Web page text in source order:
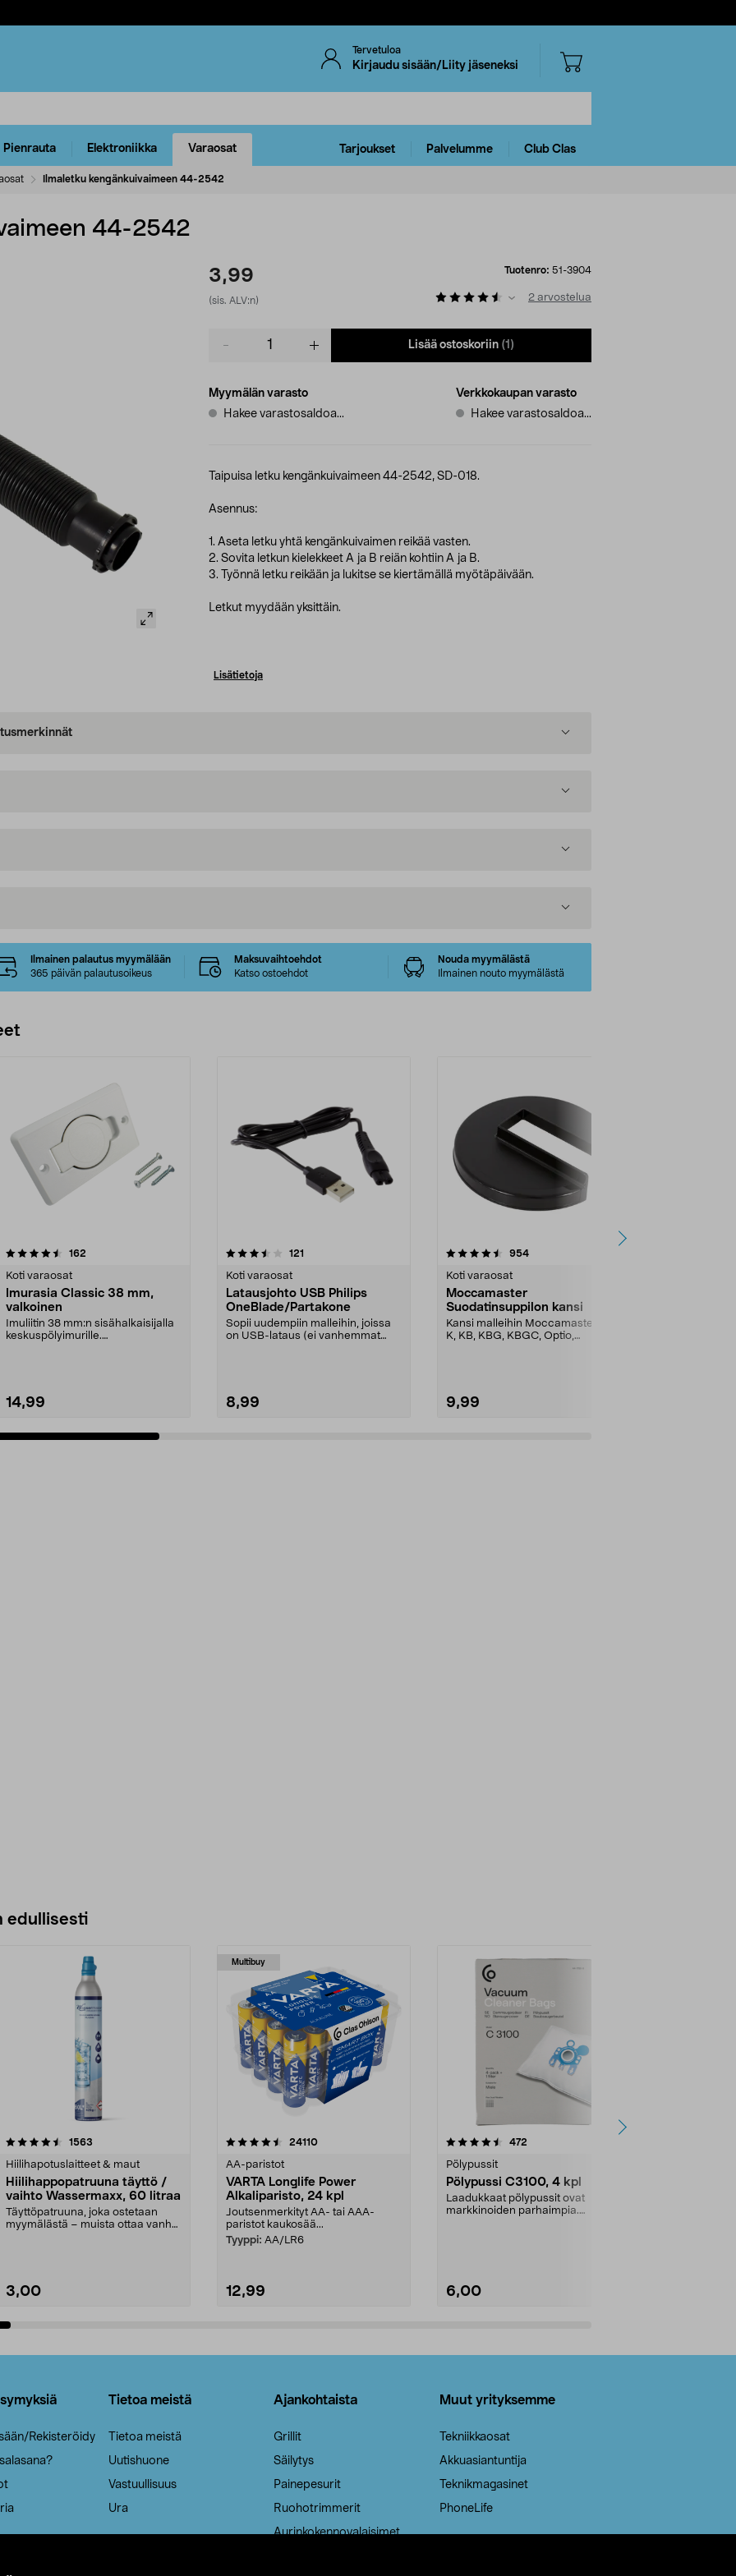
Tervetuloa
Kirjaudu sisään/Liity jäseneksi
Pienrauta Elektroniikka Varaosat Tarjoukset Palvelumme Club Clas
Ilmaletku kengänkuivaimeen 44-2542
44-2542
3,99
(sis. ALV:n)
Tuotenro: 51-3904
2 arvostelua
Lisää ostoskoriin (1)
Myymälän varasto
Hakee varastosaldoa...
Verkkokaupan varasto
Hakee varastosaldoa...
Taipuisa letku kengänkuivaimeen 44-2542, SD-018.
Asennus:
1. Aseta letku yhtä kengänkuivaimen reikää vasten.
2. Sovita letkun kielekkeet A ja B reiän kohtiin A ja B.
3. Työnnä letku reikään ja lukitse se kiertämällä myötäpäivään.
Letkut myydään yksittäin.
Lisätietoja
Ilmainen palautus myymälään
365 päivän palautusoikeus
Maksuvaihtoehdot
Katso ostoehdot
Nouda myymälästä
Ilmainen nouto myymälästä
162
Koti varaosat
Imurasia Classic 38 mm,
valkoinen
Imuliitin 38 mm:n sisähalkaisijalla
keskuspölyimurille.
14,99
3.5 viidestä
121
Koti varaosat
Latausjohto USB Philips
OneBlade/Partakone
Sopii uudempiin malleihin, joissa
on USB-lataus (ei vanhemmat
8,99
4.5 viidestä
954arvostelut
Koti varaosat
Moccamaster
Suodatinsuppilon kansi
Kansi malleihin Moccamaster H,
K, KB, KBG, KBGC, Optio,
9,99
4.5 viidestä
edullisesti
1563
Hiilihapotuslaitteet & maut
Hiilihappopatruuna täyttö /
vaihto Wassermaxx, 60 litraa
Täyttöpatruuna, joka ostetaan
myymälästä – muista ottaa vanha
3,00
Multibuy
4.5viidestä
24110arvostelut
AA-paristot
VARTA Longlife Power
Alkaliparisto, 24 kpl
Joutsenmerkityt AA- tai AAA-
paristot kaukosää...
Tyyppi: AA/LR6
12,99
4.5viidestä
472
Pölypussit
Pölypussi C3100, 4 kpl
Laadukkaat pölypussit ovat
markkinoiden parhaimpia.
6,00
4.5viidestä
Rekisteröidy
Tietoa meistä
Tietoa meistä
Uutishuone
Vastuullisuus
Ura
Ajankohtaista
Grillit
Säilytys
Painepesurit
Ruohotrimmerit
Aurinkokennovalaisimet
Muut yrityksemme
Tekniikkaosat
Akkuasiantuntija
Teknikmagasinet
PhoneLife